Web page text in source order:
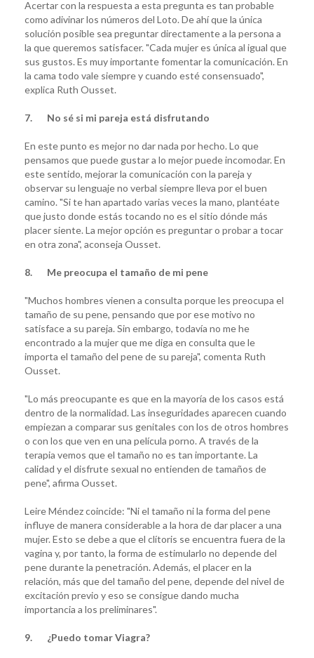
Acertar con la respuesta a esta pregunta es tan probable
como adivinar los números del Loto. De ahí que la única
solución posible sea preguntar directamente a la persona a
la que queremos satisfacer. "Cada mujer es única al igual que
sus gustos. Es muy importante fomentar la comunicación. En
la cama todo vale siempre y cuando esté consensuado",
explica Ruth Ousset.
7. No sé si mi pareja está disfrutando
En este punto es mejor no dar nada por hecho. Lo que
pensamos que puede gustar a lo mejor puede incomodar. En
este sentido, mejorar la comunicación con la pareja y
observar su lenguaje no verbal siempre lleva por el buen
camino. "Si te han apartado varias veces la mano, plantéate
que justo donde estás tocando no es el sitio dónde más
placer siente. La mejor opción es preguntar o probar a tocar
en otra zona", aconseja Ousset.
8. Me preocupa el tamaño de mi pene
"Muchos hombres vienen a consulta porque les preocupa el
tamaño de su pene, pensando que por ese motivo no
satisface a su pareja. Sin embargo, todavía no me he
encontrado a la mujer que me diga en consulta que le
importa el tamaño del pene de su pareja", comenta Ruth
Ousset.
"Lo más preocupante es que en la mayoría de los casos está
dentro de la normalidad. Las inseguridades aparecen cuando
empiezan a comparar sus genitales con los de otros hombres
o con los que ven en una película porno. A través de la
terapia vemos que el tamaño no es tan importante. La
calidad y el disfrute sexual no entienden de tamaños de
pene", afirma Ousset.
Leire Méndez coincide: "Ni el tamaño ni la forma del pene
influye de manera considerable a la hora de dar placer a una
mujer. Esto se debe a que el clítoris se encuentra fuera de la
vagina y, por tanto, la forma de estimularlo no depende del
pene durante la penetración. Además, el placer en la
relación, más que del tamaño del pene, depende del nivel de
excitación previo y eso se consigue dando mucha
importancia a los preliminares".
9. ¿Puedo tomar Viagra?